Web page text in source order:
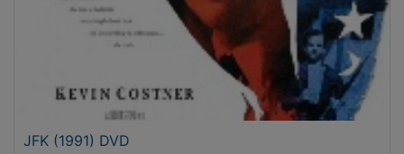
JFK (1991) DVD